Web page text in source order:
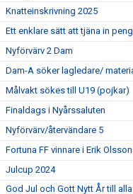
Knatteinskrivning 2025
Ett enklare sätt att tjäna in
Nyförvärv 2 Dam
Dam-A söker lagledare/
Målvakt sökes till U19 (pojkar)
Finaldags i Nyårssaluten
Nyförvärv/återvändare 5
Fortuna FF vinnare i Erik
Julcup 2024
God Jul och Gott Nytt År till